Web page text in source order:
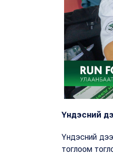
Үндэсний
Үндэсний
тоглоом